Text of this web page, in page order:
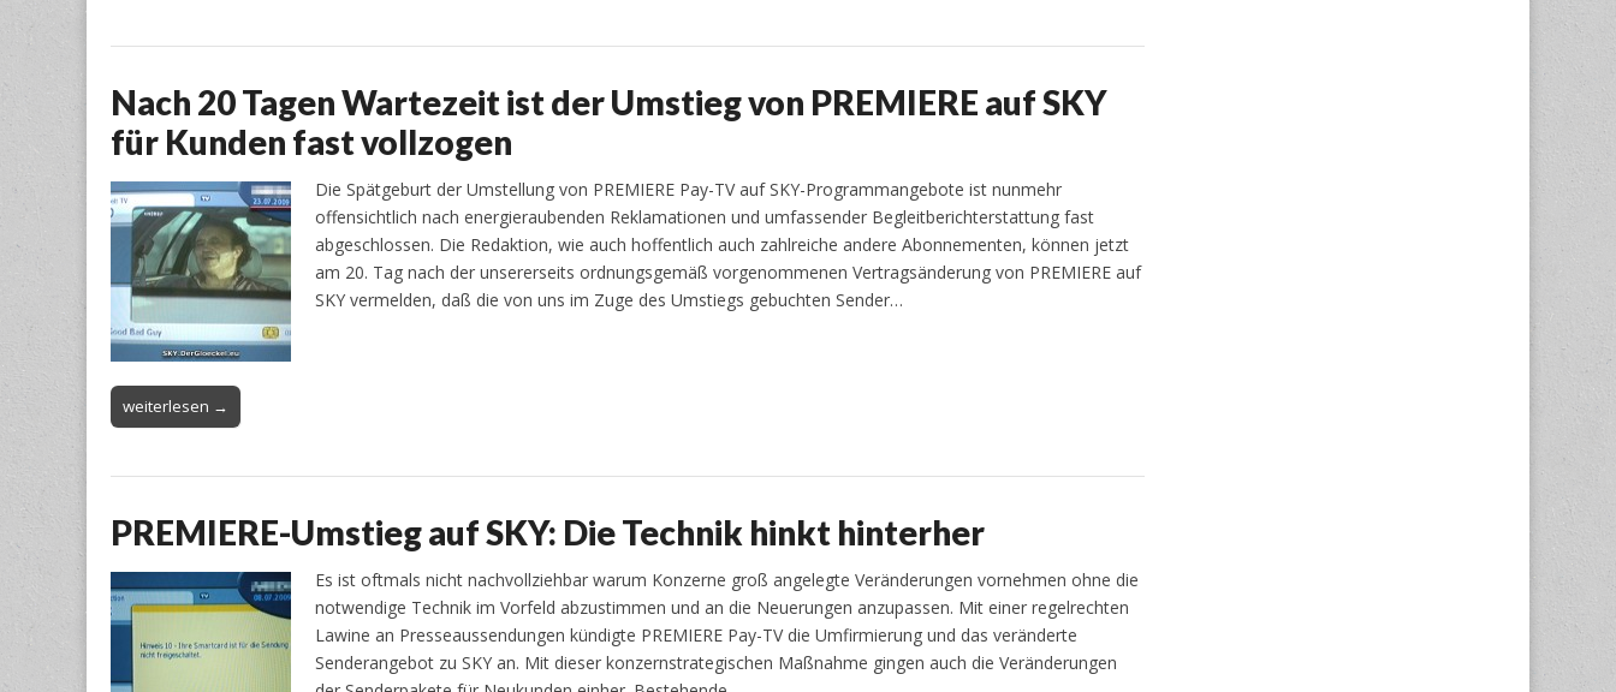
Nach 20 Tagen Wartezeit ist der Umstieg von PREMIERE auf SKY
für Kunden fast vollzogen
Die Spätgeburt der Umstellung von PREMIERE Pay-TV auf SKY-Programmangebote ist nunmehr
offensichtlich nach energieraubenden Reklamationen und umfassender Begleitberichterstattung fast
abgeschlossen. Die Redaktion, wie auch hoffentlich auch zahlreiche andere Abonnementen, können jetzt
am 20. Tag nach der unsererseits ordnungsgemäß vorgenommenen Vertragsänderung von PREMIERE auf
SKY vermelden, daß die von uns im Zuge des Umstiegs gebuchten Sender…
weiterlesen →
PREMIERE-Umstieg auf SKY: Die Technik hinkt hinterher
Es ist oftmals nicht nachvollziehbar warum Konzerne groß angelegte Veränderungen vornehmen ohne die
notwendige Technik im Vorfeld abzustimmen und an die Neuerungen anzupassen. Mit einer regelrechten
Lawine an Presseaussendungen kündigte PREMIERE Pay-TV die Umfirmierung und das veränderte
Senderangebot zu SKY an. Mit dieser konzernstrategischen Maßnahme gingen auch die Veränderungen